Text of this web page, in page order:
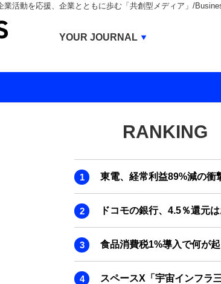
業活動を応援、企業とともに歩む「共創型メディア」/
RANKING
東電、経常利益89%減の衝
ドコモの銀行、4.5％還元
食品消費税1%導入で何が
スペースX「宇宙インフラ
YOUR JOURNAL
BUSINESS JOURNAL
IVS JOURNAL
ENERGY MANAGEMENT
INBOUND JOURNAL
LIFE ENDING JOURNAL
AI JOURNAL
REAL ESTATE BROKERAGE
SMART MARKETING JOURNAL